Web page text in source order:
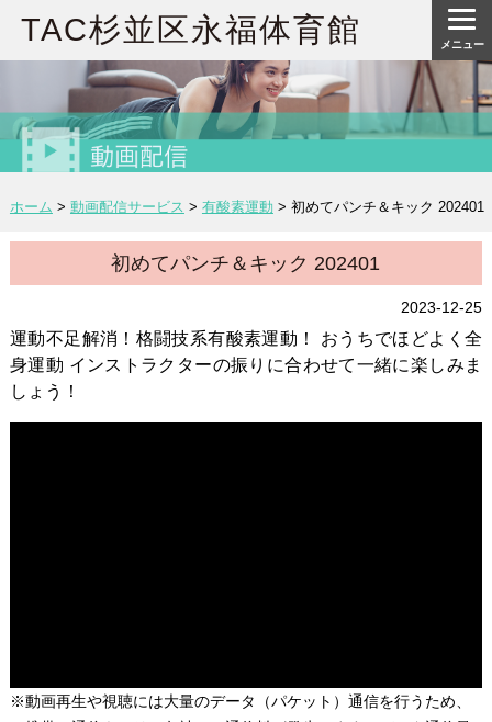
TAC杉並区永福体育館
ホーム > 動画配信サービス > 有酸素運動 > 初めてパンチ＆キック 202401
初めてパンチ＆キック 202401
2023-12-25
運動不足解消！格闘技系有酸素運動！ おうちでほどよく全
身運動 インストラクターの振りに合わせて一緒に楽しみま
しょう！
※動画再生や視聴には大量のデータ（パケット）通信を行うため、
メニュー